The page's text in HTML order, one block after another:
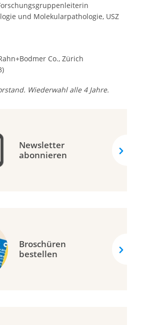
und Molekularpathologie, USZ
Co., Zürich
Wiederwahl alle 4 Jahre.
Newsletter
abonnieren
Broschüren
bestellen